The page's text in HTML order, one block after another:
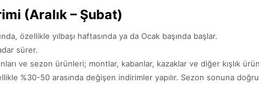
(Aralık – Şubat)
özellikle yılbaşı haftasında ya da Ocak başında başlar.
sürer.
ve sezon ürünleri; montlar, kabanlar, kazaklar ve diğer kışlık
%30-50 arasında değişen indirimler yapılır. Sezon sonuna